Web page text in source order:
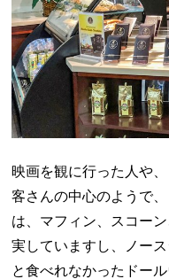
映画を観に行った人や
客さんの中心のようで
は、マフィン、スコー
実していますし、ノー
と食べれなかったドー